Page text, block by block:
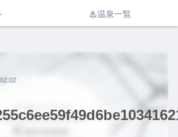
♨︎温泉一覧